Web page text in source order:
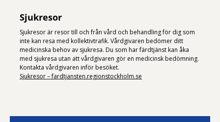
Sjukresor
Sjukresor är resor till och från vård och behandling för dig som
inte kan resa med kollektivtrafik. Vårdgivaren bedömer ditt
medicinska behov av sjukresa. Du som har färdtjänst kan åka
med sjukresa utan att vårdgivaren gör en medicinsk bedömning.
Kontakta vårdgivaren inför besöket.
Sjukresor – fardtjansten.regionstockholm.se